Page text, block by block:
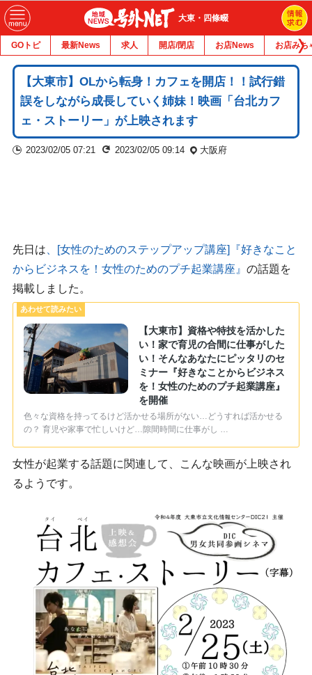
大東・四條畷
GOトピ 最新News 求人 開店/閉店 お店News お店みち
【大東市】OLから転身！カフェを開店！！試行錯
誤をしながら成長していく姉妹！映画「台北カフ
ェ・ストーリー」が上映されます
2023/02/05 07:21 2023/02/05 09:14 大阪府
先日は 、[女性のためのステップアップ講座]『好きなこと
からビジネスを！女性のためのプチ起業講座』 の話題を
掲載しました。
【大東市】資格や特技を活かした
い！家で育児の合間に仕事がした
い！​そんなあなたにピッタリのセ
ミナー『好きなことからビジネス
を！女性のためのプチ起業講座』
を開催
色々な資格を持ってるけど活かせる場所がない…どうすれば活かせる
の？ 育児や家事で忙しいけど…隙間時間に仕事がし …
女性が起業する話題に関連して、こんな映画が上映され
るようです。